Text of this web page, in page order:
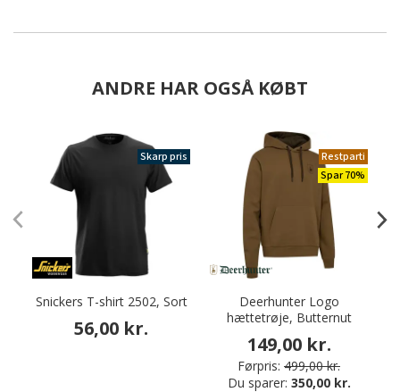
ANDRE HAR OGSÅ KØBT
Skarp pris
Snickers T-shirt 2502, Sort
56,00 kr.
Restparti
Spar 70%
Deerhunter Logo
hættetrøje, Butternut
149,00 kr.
Førpris: 499,00 kr.
Du sparer: 350,00 kr.